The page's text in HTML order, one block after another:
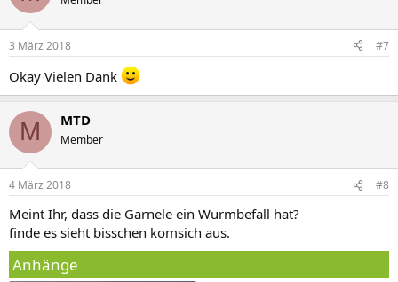
3 März 2018 #7
Okay Vielen Dank
M MTD
Member
4 März 2018 #8
Meint Ihr, dass die Garnele ein Wurmbefall hat?
finde es sieht bisschen komsich aus.
Anhänge